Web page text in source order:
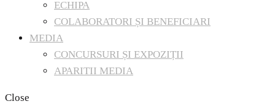
ECHIPA
COLABORATORI ȘI BENEFICIARI
MEDIA
CONCURSURI ȘI EXPOZIȚII
APARITII MEDIA
Close